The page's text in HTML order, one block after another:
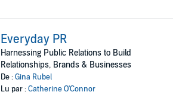
Everyday PR
Harnessing Public Relations to Build
Relationships, Brands & Businesses
De :Gina Rubel
Lu par :Catherine O'Connor